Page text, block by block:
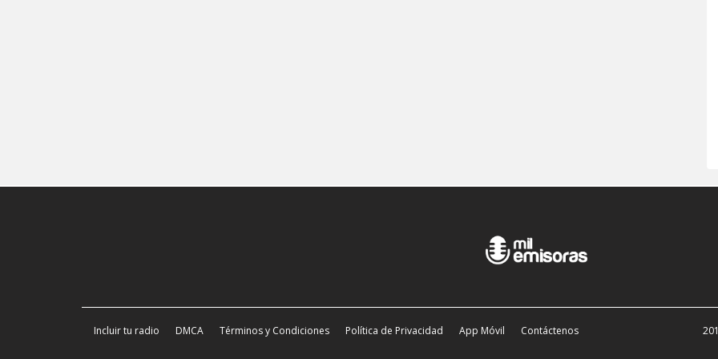
Incluir tu radio DMCA Términos y Condiciones Política de Privacidad App Móvil Contáctenos